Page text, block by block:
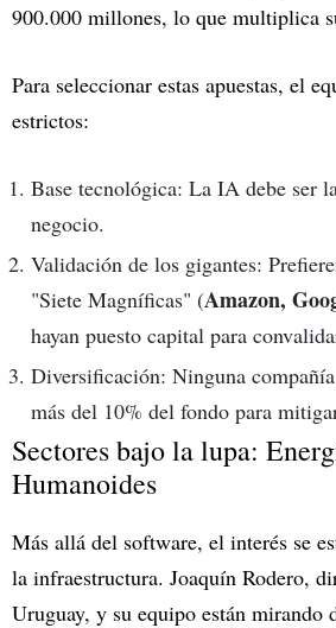
900.000 millones, lo que multiplica
Para seleccionar estas apuestas, el
estrictos:
Base tecnológica: La IA debe ser
negocio.
Validación de los gigantes:
"Siete Magníficas" (Amazon,
hayan puesto capital para
Diversificación: Ninguna
más del 10% del fondo para
Sectores bajo la lupa:
Humanoides
Más allá del software, el interés se
la infraestructura. Joaquín Rodero,
Uruguay, y su equipo están mirando